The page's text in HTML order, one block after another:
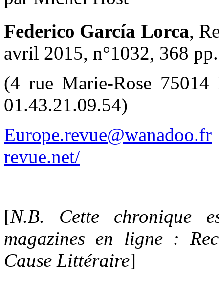
Federico García Lorca,
avril 2015, n°1032, 368
(4 rue Marie-Rose
01.43.21.09.54)
Europe.revue@wanadoo.fr
revue.net/
[N.B. Cette chronique
magazines en ligne :
Cause Littéraire]